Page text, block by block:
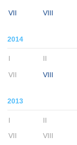
VII VIII
2014
I II
VII VIII
2013
I II
VII
VIII